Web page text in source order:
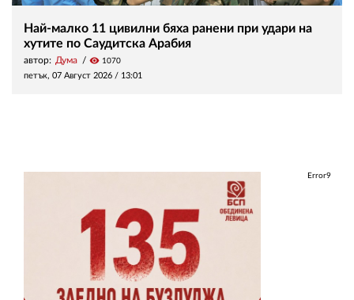
Най-малко 11 цивилни бяха ранени при удари на
хутите по Саудитска Арабия
автор: Дума visibility 1070
петък, 07 Август 2026 / 13:01
Error9